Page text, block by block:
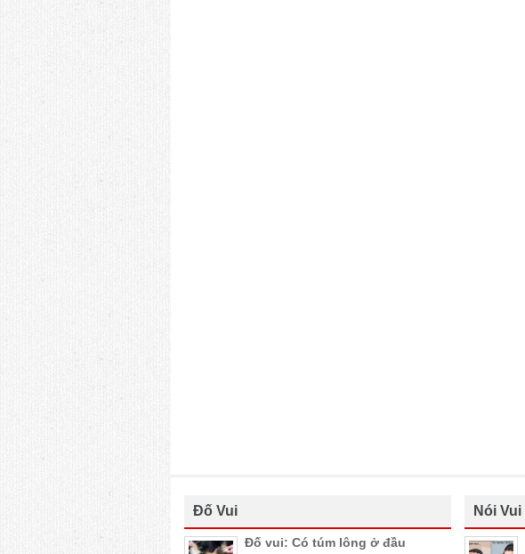
Đố Vui
Đố vui: Có túm lông ở đầu
Nói Vui